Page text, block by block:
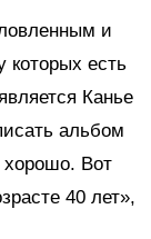
и
которых есть
Канье
альбом
хорошо. Вот
40 лет»,